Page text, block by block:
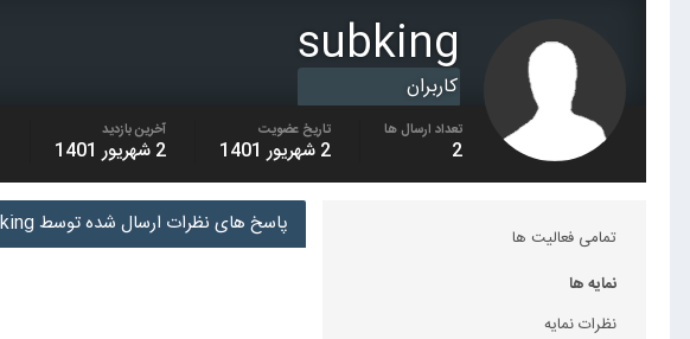
subking
کاربران
تعداد ارسال ها
2
تاریخ عضویت
2 شهریور 1401
آخرین بازدید
2 شهریور 1401
تمامی فعالیت ها
نمایه ها
نظرات نمایه
پاسخ های نظرات ارسال شده توسط subking